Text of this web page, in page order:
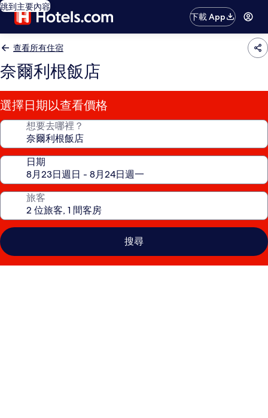
跳到主要內容
下載 App
查看所有住宿
奈爾利根飯店
選擇日期以查看價格
想要去哪裡？
日期
旅客
搜尋